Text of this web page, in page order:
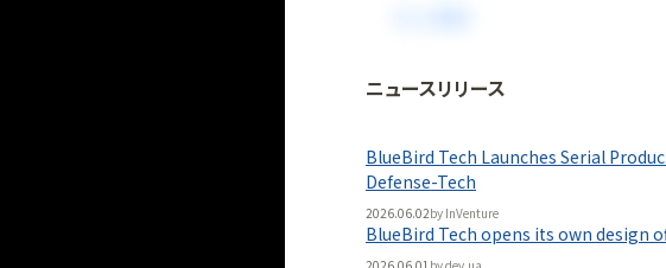
法人向け情報プラットフォーム
無料で使ってみる
ニュースリリース
BlueBird Tech Launches Serial
Defense-Tech
2026.06.02by InVenture
BlueBird Tech opens its own design